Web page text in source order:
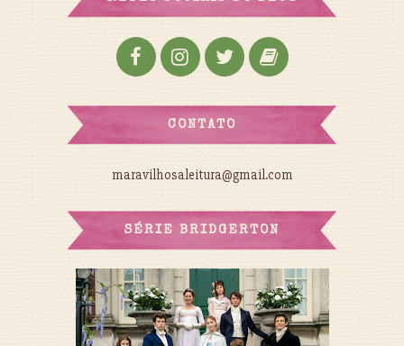
CONTATO
maravilhosaleitura@gmail.com
SÉRIE BRIDGERTON